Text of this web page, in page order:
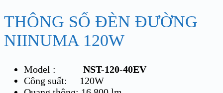
THÔNG SỐ ĐÈN ĐƯỜNG
NIINUMA 120W
Model : NST-120-40EV
Công suất: 120W